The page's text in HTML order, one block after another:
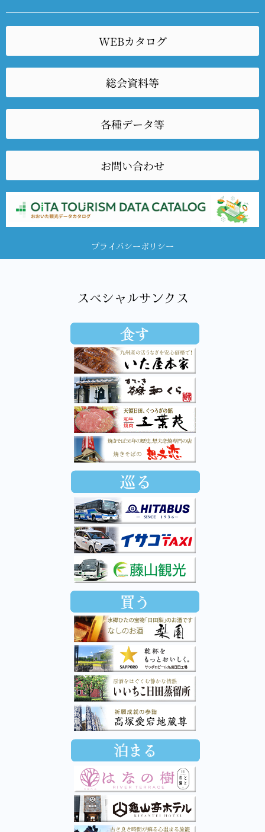
WEBカタログ
総会資料等
各種データ等
お問い合わせ
プライバシーポリシー
スペシャルサンクス